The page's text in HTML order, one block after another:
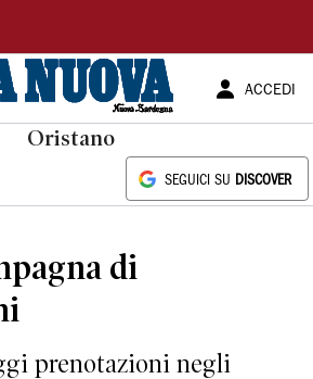
ACCEDI
Oristano
SEGUICI SU DISCOVER
di
prenotazioni negli